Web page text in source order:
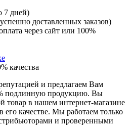
7 дней)
доставленных заказов)
через сайт или 100%
качества
и предлагаем Вам
подлинную продукцию. Вы
товар в нашем интернет-магазине
качестве. Мы работаем только
и проверенными